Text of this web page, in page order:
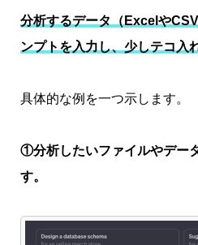
分析するデータ（Excelや
ンプトを入力し、少しテコ入
具体的な例を一つ示します。
①分析したいファイルやデー
す。